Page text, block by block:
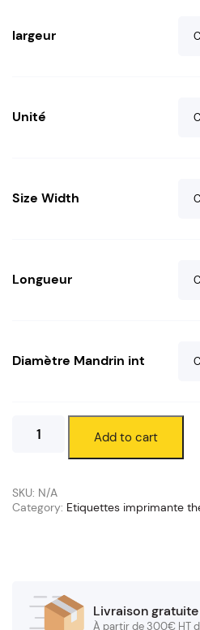
largeur
Unité
Size Width
Longueur
Diamètre Mandrin int
imprimante
thermique
Add to cart
SKU: N/A
Category: Etiquettes imprimante
Livraison gratuite
À partir de 300€ HT